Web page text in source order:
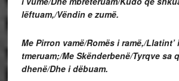
lëftuam,/Vëndin e zumë.
Me Pirron vamë/Romës i ramë,/Llatint’
tmeruam;/Me Skënderbenë/Tyrqve sa
dhenë/Dhe i dëbuam.